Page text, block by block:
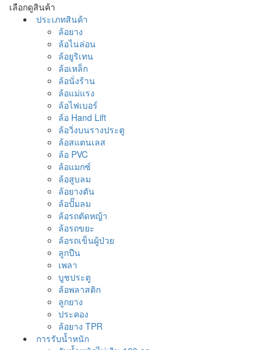
เลือกดูสินค้า
ประเภทสินค้า
ล้อยาง
ล้อไนล่อน
ล้อยูริเทน
ล้อเหล็ก
ล้อนั่งร้าน
ล้อแม่แรง
ล้อไฟเบอร์
ล้อ Hand Lift
ล้อวิ่งบนรางประตู
ล้อสแตนเลส
ล้อ PVC
ล้อแมกซ์
ล้อสูบลม
ล้อยางตัน
ล้อปั๊มลม
ล้อรถตัดหญ้า
ล้อรถขยะ
ล้อรถเข็นผู้ป่วย
ลูกปืน
เพลา
บูชประตู
ล้อพลาสติก
ลูกยาง
ประคอง
ล้อยาง TPR
การรับน้ำหนัก